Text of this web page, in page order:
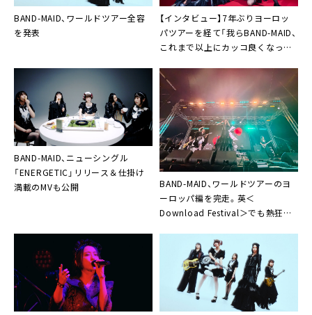
BAND-MAID、ワールドツアー全容
を発表
【インタビュー】7年ぶりヨーロッ
パツアーを経て「我らBAND-MAID、
これまで以上にカッコ良くなって
BAND-MAID、ニューシングル
「ENERGETIC」リリース＆仕掛け
満載のMVも公開
BAND-MAID、ワールドツアーのヨ
ーロッパ編を完走。英＜
Download Festival＞でも熱狂ア